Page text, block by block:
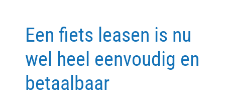
Contact
Een fiets leasen is nu
wel heel eenvoudig en
betaalbaar